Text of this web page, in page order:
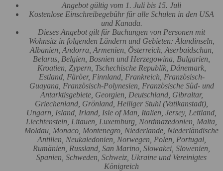
Angebot gültig vom 1. Juli bis 15. Juli
Kostenlose Einschreibegebühr für alle Schulen in den USA
und Kanada.
Dieses Angebot gilt für Buchungen von Personen mit
Wohnsitz in folgenden Ländern und Gebieten: Ålandinseln,
Albanien, Andorra, Armenien, Österreich, Aserbaidschan,
Belarus, Belgien, Bosnien und Herzegowina, Bulgarien,
Kroatien, Zypern, Tschechische Republik, Dänemark,
Estland, Färöer, Finnland, Frankreich, Französisch-
Guayana, Französisch-Polynesien, Französische Süd- und
Antarktisgebiete, Georgien, Deutschland, Gibraltar,
Griechenland, Grönland, Heiliger Stuhl (Vatikanstadt),
Ungarn, Island, Irland, Isle of Man, Italien, Jersey, Lettland,
Liechtenstein, Litauen, Luxemburg, Nordmazedonien, Malta,
Moldau, Monaco, Montenegro, Niederlande, Niederländische
Antillen, Neukaledonien, Norwegen, Polen, Portugal,
Rumänien, Russland, San Marino, Slowakei, Slowenien,
Spanien, Schweden, Schweiz, Ukraine und Vereinigtes
Königreich